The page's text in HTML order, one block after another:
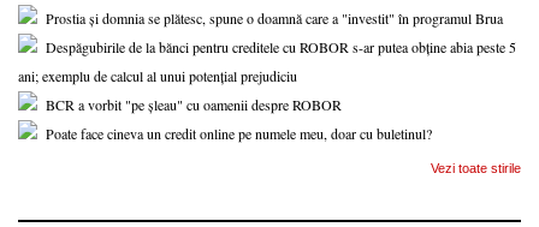
Prostia și domnia se plătesc, spune o doamnă care a "investit" în programul Brua
Despăgubirile de la bănci pentru creditele cu ROBOR s-ar putea obține abia peste 5
ani; exemplu de calcul al unui potențial prejudiciu
BCR a vorbit "pe șleau" cu oamenii despre ROBOR
Poate face cineva un credit online pe numele meu, doar cu buletinul?
Vezi toate stirile